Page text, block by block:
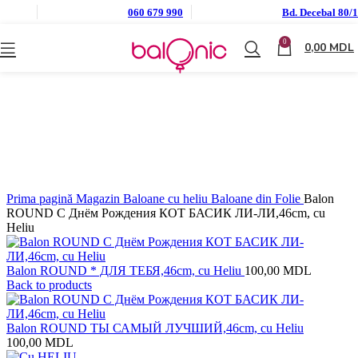
060 679 990 Bd. Decebal 80/1
0 0,00 MDL
Prima pagină Magazin Baloane cu heliu Baloane din Folie Balon
ROUND С Днём Рождения КОТ БАСИК ЛИ-ЛИ,46cm, cu
Heliu
Balon ROUND * ДЛЯ ТЕБЯ,46cm, cu Heliu 100,00 MDL
Back to products
Balon ROUND ТЫ САМЫЙ ЛУЧШИЙ,46cm, cu Heliu
100,00 MDL